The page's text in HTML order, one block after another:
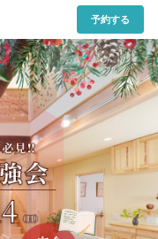
予約する